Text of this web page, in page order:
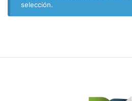
selección.